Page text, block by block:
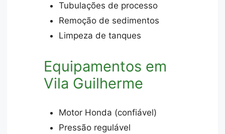
Tubulações de processo
Remoção de sedimentos
Limpeza de tanques
Equipamentos em
Vila Guilherme
Motor Honda (confiável)
Pressão regulável